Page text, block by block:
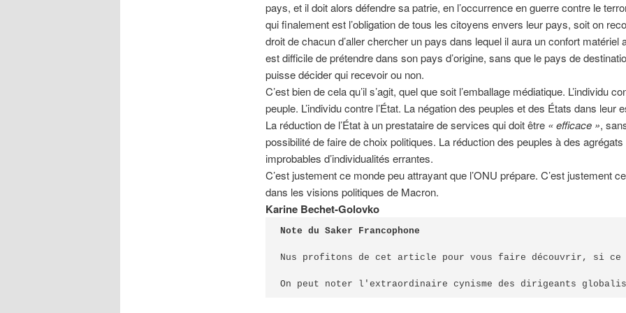
pays, et il doit alors défendre sa patrie, en l’occurrence en guerre contre le
qui finalement est l’obligation de tous les citoyens envers leur pays, soit on
droit de chacun d’aller chercher un pays dans lequel il aura un confort matériel
est difficile de prétendre dans son pays d’origine, sans que le pays de
puisse décider qui recevoir ou non.
C’est bien de cela qu’il s’agit, quel que soit l’emballage médiatique. L’individu
peuple. L’individu contre l’État. La négation des peuples et des États dans leur
La réduction de l’État à un prestataire de services qui doit être «efficace »,
possibilité de faire de choix politiques. La réduction des peuples à des agrégats
improbables d’individualités errantes.
C’est justement ce monde peu attrayant que l’ONU prépare. C’est justement
dans les visions politiques de Macron.
Karine Bechet-Golovko
Note du Saker Francophone
Nus profitons de cet article pour vous faire découvrir, si
On peut noter l'extraordinaire cynisme des dirigeants